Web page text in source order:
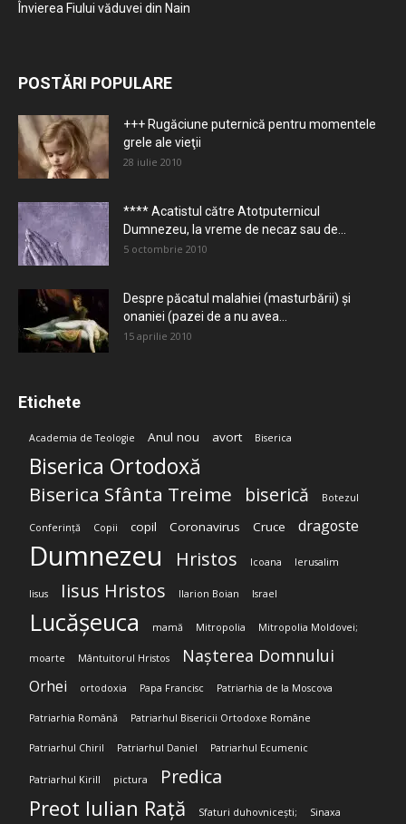
Învierea Fiului văduvei din Nain
POSTĂRI POPULARE
+++ Rugăciune puternică pentru momentele
grele ale vieţii
28 iulie 2010
**** Acatistul către Atotputernicul
Dumnezeu, la vreme de necaz sau de...
5 octombrie 2010
Despre păcatul malahiei (masturbării) şi
onaniei (pazei de a nu avea...
15 aprilie 2010
Etichete
Academia de Teologie Anul nou avort Biserica
Biserica Ortodoxă
Biserica Sfânta Treime biserică Botezul
Conferință Copii copil Coronavirus Cruce dragoste
Dumnezeu Hristos Icoana Ierusalim
Iisus Iisus Hristos Ilarion Boian Israel
Lucășeuca mamă Mitropolia Mitropolia Moldovei;
moarte Mântuitorul Hristos Nașterea Domnului
Orhei ortodoxia Papa Francisc Patriarhia de la Moscova
Patriarhia Română Patriarhul Bisericii Ortodoxe Române
Patriarhul Chiril Patriarhul Daniel Patriarhul Ecumenic
Patriarhul Kirill pictura Predica
Preot Iulian Rață Sfaturi duhovnicești; Sinaxa